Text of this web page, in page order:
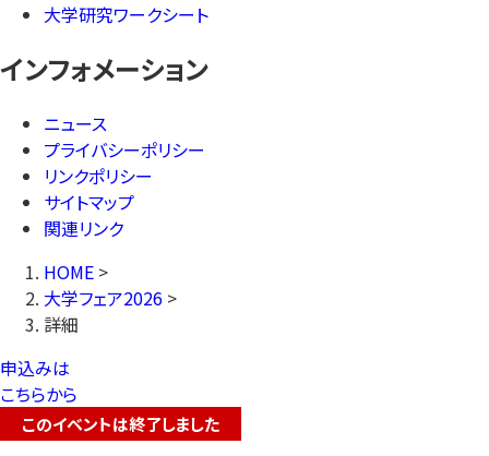
大学研究ワークシート
インフォメーション
ニュース
プライバシーポリシー
リンクポリシー
サイトマップ
関連リンク
HOME >
大学フェア2026 >
詳細
申込みは
こちらから
このイベントは終了しました